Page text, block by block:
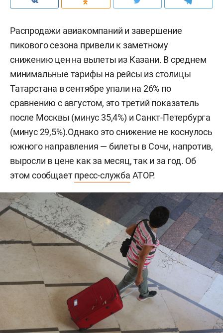
Распродажи авиакомпаний и завершение
пикового сезона привели к заметному
снижению цен на вылеты из Казани. В среднем
минимальные тарифы на рейсы из столицы
Татарстана в сентябре упали на 26% по
сравнению с августом, это третий показатель
после Москвы (минус 35,4%) и Санкт-Петербурга
(минус 29,5%).Однако это снижение не коснулось
южного направления — билеты в Сочи, напротив,
выросли в цене как за месяц, так и за год. Об
этом сообщаетпресс-служба АТОР.